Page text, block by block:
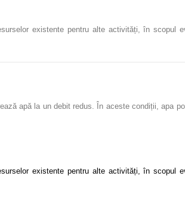
existente pentru alte activități, în scopul
apă la un debit redus. În aceste condiții, apa
existente pentru alte activități, în scopul